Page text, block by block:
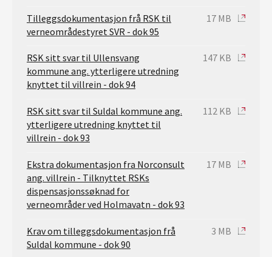
Tilleggsdokumentasjon frå RSK til
verneområdestyret SVR - dok 95
17 MB
RSK sitt svar til Ullensvang
kommune ang. ytterligere utredning
knyttet til villrein - dok 94
147 KB
RSK sitt svar til Suldal kommune ang.
ytterligere utredning knyttet til
villrein - dok 93
112 KB
Ekstra dokumentasjon fra Norconsult
ang. villrein - Tilknyttet RSKs
dispensasjonssøknad for
verneområder ved Holmavatn - dok 93
17 MB
Krav om tilleggsdokumentasjon frå
Suldal kommune - dok 90
3 MB